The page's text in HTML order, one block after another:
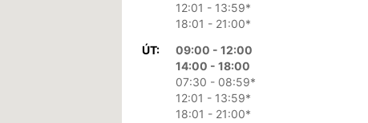
12:01 - 13:59*
18:01 - 21:00*
ÚT:
09:00 - 12:00
14:00 - 18:00
07:30 - 08:59*
12:01 - 13:59*
18:01 - 21:00*